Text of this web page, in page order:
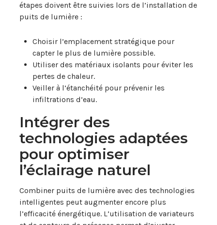
étapes doivent être suivies lors de l’installation de
puits de lumière :
Choisir l’emplacement stratégique pour
capter le plus de lumière possible.
Utiliser des matériaux isolants pour éviter les
pertes de chaleur.
Veiller à l’étanchéité pour prévenir les
infiltrations d’eau.
Intégrer des
technologies adaptées
pour optimiser
l’éclairage naturel
Combiner puits de lumière avec des technologies
intelligentes peut augmenter encore plus
l’efficacité énergétique. L’utilisation de variateurs